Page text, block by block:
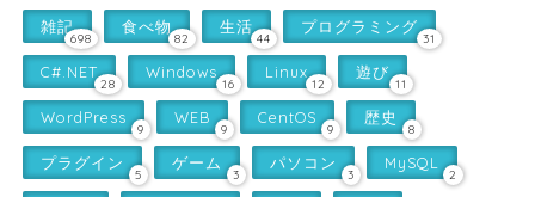
雑記
698
食べ物
82
生活
44
プログラミング
31
C#.NET
28
Windows
16
Linux
12
遊び
11
WordPress
9
WEB
9
CentOS
9
歴史
8
プラグイン
5
ゲーム
3
パソコン
3
MySQL
2